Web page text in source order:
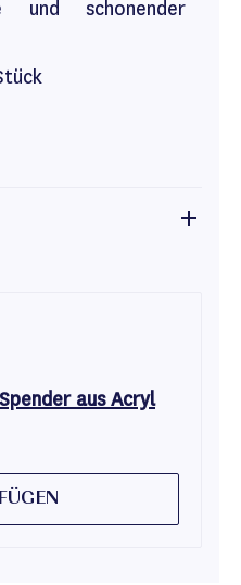
und schonender
aus Acryl